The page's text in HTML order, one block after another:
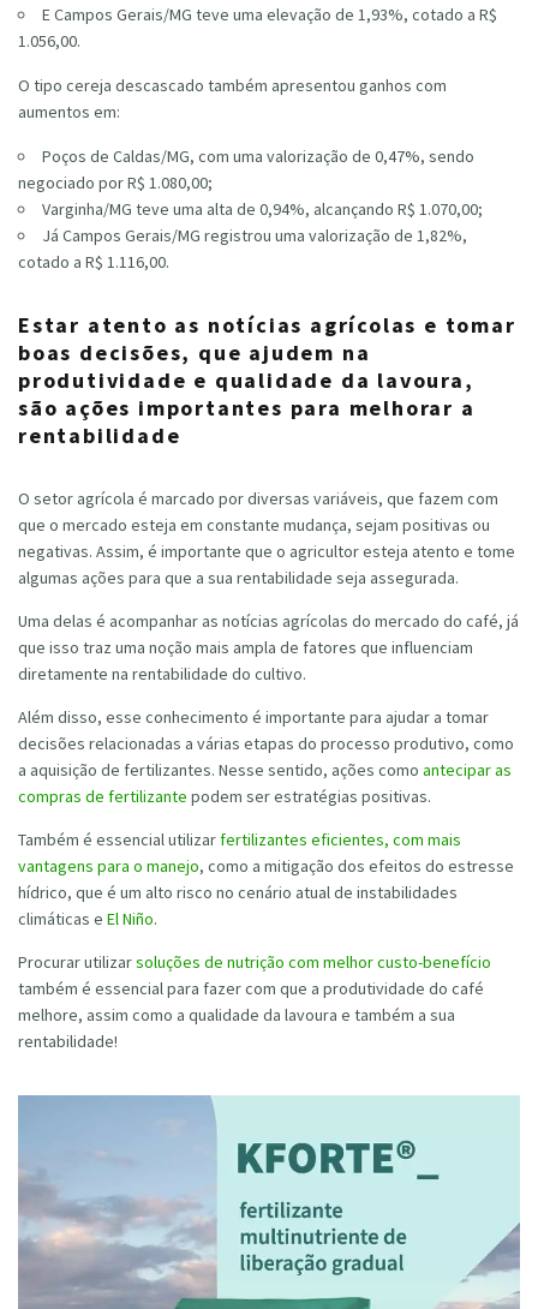
E Campos Gerais/MG teve uma elevação de 1,93%, cotado a R$
1.056,00.
O tipo cereja descascado também apresentou ganhos com
aumentos em:
Poços de Caldas/MG, com uma valorização de 0,47%, sendo
negociado por R$ 1.080,00;
Varginha/MG teve uma alta de 0,94%, alcançando R$ 1.070,00;
Já Campos Gerais/MG registrou uma valorização de 1,82%,
cotado a R$ 1.116,00.
Estar atento as notícias agrícolas e tomar
boas decisões, que ajudem na
produtividade e qualidade da lavoura,
são ações importantes para melhorar a
rentabilidade
O setor agrícola é marcado por diversas variáveis, que fazem com
que o mercado esteja em constante mudança, sejam positivas ou
negativas. Assim, é importante que o agricultor esteja atento e tome
algumas ações para que a sua rentabilidade seja assegurada.
Uma delas é acompanhar as notícias agrícolas do mercado do café, já
que isso traz uma noção mais ampla de fatores que influenciam
diretamente na rentabilidade do cultivo.
Além disso, esse conhecimento é importante para ajudar a tomar
decisões relacionadas a várias etapas do processo produtivo, como
a aquisição de fertilizantes. Nesse sentido, ações como antecipar as
compras de fertilizante podem ser estratégias positivas.
Também é essencial utilizarfertilizantes eficientes, com mais
vantagens para o manejo, como a mitigação dos efeitos do estresse
hídrico, que é um alto risco no cenário atual de instabilidades
climáticas e El Niño.
Procurar utilizarsoluções de nutrição com melhor custo-benefício
também é essencial para fazer com que a produtividade do café
melhore, assim como a qualidade da lavoura e também a sua
rentabilidade!